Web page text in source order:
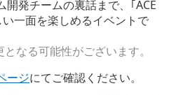
発チームの裏話まで、｢ACE
一面を楽しめるイベントで
なる可能性がございます。
ージにてご確認ください。